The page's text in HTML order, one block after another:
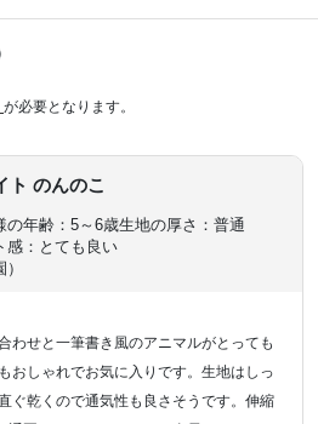
が必要となります。
ト のんのこ
の年齢：5～6歳生地の厚さ：普通
感：とても良い
わせと一筆書き風のアニマルがとっても
おしゃれでお気に入りです。生地はしっ
ぐ乾くので通気性も良さそうです。伸縮